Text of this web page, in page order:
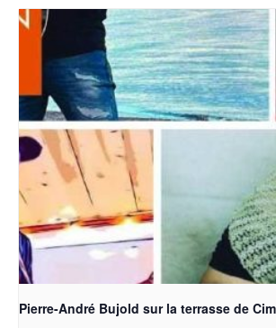
Pierre-André Bujold sur la terrasse de